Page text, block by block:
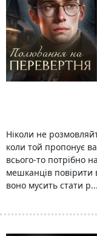
Ніколи не
коли той пропонує
всього-то потрібно
мешканців
воно мусить стати р...